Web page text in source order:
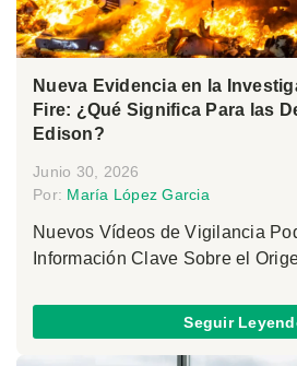
Nueva Evidencia en la
Fire: ¿Qué Significa Para las
Edison?
Junio 30, 2026
Por: María López Garcia
Nuevos Vídeos de Vigilancia
Información Clave Sobre el
Seguir